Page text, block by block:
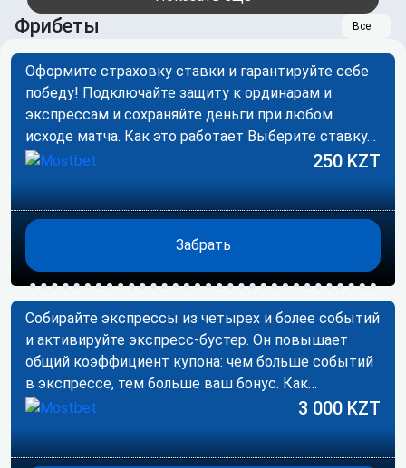
Фрибеты Все
Оформите страховку ставки и гарантируйте себе
победу! Подключайте защиту к ординарам и
экспрессам и сохраняйте деньги при любом
исходе матча. Как это работает Выберите ставку…
250 KZT
Забрать
Собирайте экспрессы из четырех и более событий
и активируйте экспресс-бустер. Он повышает
общий коэффициент купона: чем больше событий
в экспрессе, тем больше ваш бонус. Как…
3 000 KZT